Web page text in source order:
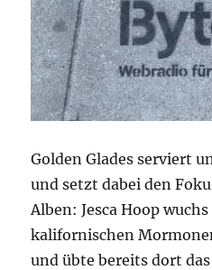
Golden Glades serviert
und setzt dabei den
Alben: Jesca Hoop
kalifornischen
und übte bereits dort